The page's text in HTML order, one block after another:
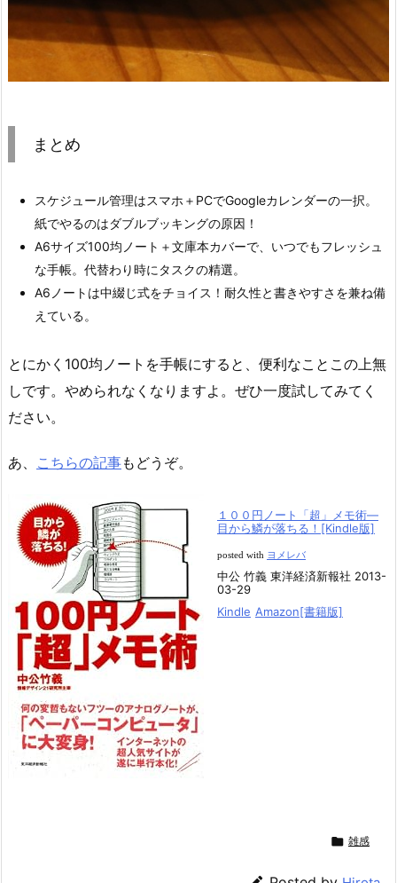
まとめ
スケジュール管理はスマホ＋PCでGoogleカレンダーの一択。
紙でやるのはダブルブッキングの原因！
A6サイズ100均ノート＋文庫本カバーで、いつでもフレッシュ
な手帳。代替わり時にタスクの精選。
A6ノートは中綴じ式をチョイス！耐久性と書きやすさを兼ね備
えている。
とにかく100均ノートを手帳にすると、便利なことこの上無
しです。やめられなくなりますよ。ぜひ一度試してみてく
ださい。
あ、 こちらの記事もどうぞ。
１００円ノート「超」メモ術―
目から鱗が落ちる！[Kindle版]
posted with ヨメレバ
中公 竹義 東洋経済新報社 2013-
03-29
Kindle Amazon[書籍版]
 雑感